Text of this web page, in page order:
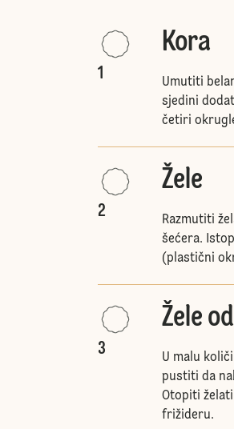
1
Kora
Umutiti
sjedini
četiri
2
Žele
Razmutiti
šećera.
(plastični
3
Žele
U malu
pustiti da
Otopiti
frižideru.